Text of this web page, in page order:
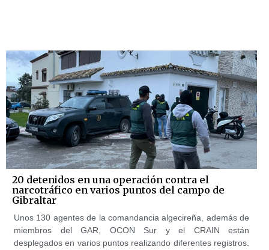
20 detenidos en una operación contra el
narcotráfico en varios puntos del campo de
Gibraltar
Unos 130 agentes de la comandancia algecireña, además de
miembros del GAR, OCON Sur y el CRAIN están
desplegados en varios puntos realizando diferentes registros.